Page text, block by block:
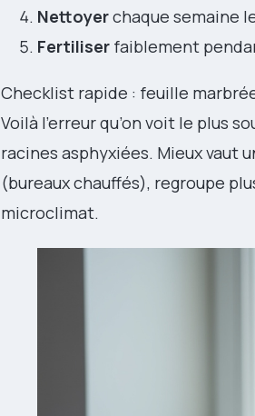
Nettoyerchaque semaine
Fertiliser faiblement
Checklist rapide : feuille
Voilà l’erreur qu’on voit le plus
racines asphyxiées. Mieux vaut
(bureaux chauffés), regroupe
microclimat.